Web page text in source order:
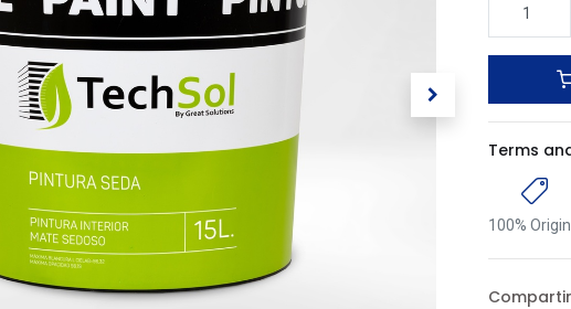
Terms
100%